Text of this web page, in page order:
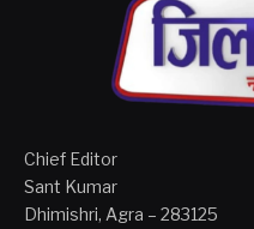
Chief Editor
Sant Kumar
Dhimishri, Agra – 283125